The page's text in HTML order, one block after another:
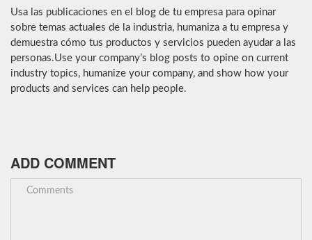
Usa las publicaciones en el blog de tu empresa para opinar
sobre temas actuales de la industria, humaniza a tu empresa y
demuestra cómo tus productos y servicios pueden ayudar a las
personas.Use your company’s blog posts to opine on current
industry topics, humanize your company, and show how your
products and services can help people.
ADD COMMENT